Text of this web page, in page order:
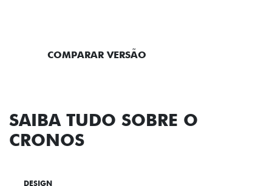
COMPARAR VERSÃO
SAIBA TUDO SOBRE O
CRONOS
DESIGN